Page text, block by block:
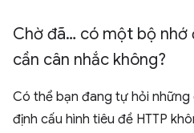
Chờ đã… có một bộ nhớ
cần cân nhắc không?
Có thể bạn đang tự hỏi những
định cấu hình tiêu đề HTTP